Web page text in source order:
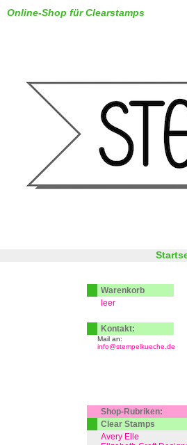
Online-Shop für Clearstamps
Warenkorb
leer
Kontakt:
Mail an:
info@stempelkueche.de
Shop-Rubriken:
Clear Stamps
Avery Elle